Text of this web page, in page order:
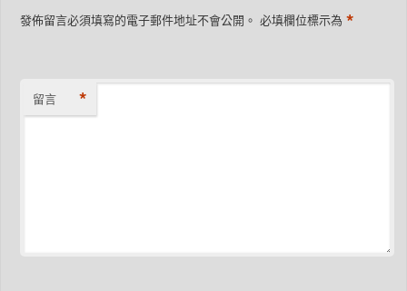
發佈留言必須填寫的電子郵件地址不會公開。 必填欄位標示為*
留言 *